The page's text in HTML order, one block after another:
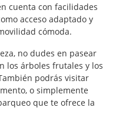
cuenta con facilidades
acceso adaptado y
cómoda.
no dudes en pasear
los árboles frutales y los
podrás visitar
o simplemente
que te ofrece la